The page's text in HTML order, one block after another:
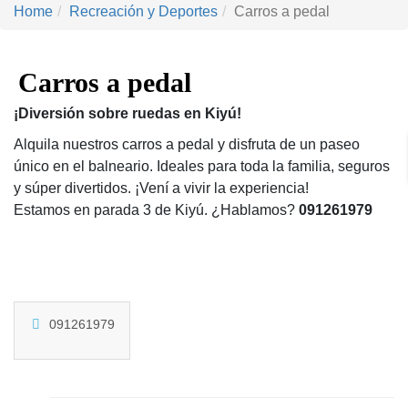
Home Recreación y Deportes Carros a pedal
Carros a pedal
¡Diversión sobre ruedas en Kiyú!
Alquila nuestros carros a pedal y disfruta de un paseo
único en el balneario. Ideales para toda la familia, seguros
y súper divertidos. ¡Vení a vivir la experiencia!
Estamos en parada 3 de Kiyú. ¿Hablamos? 091261979
091261979